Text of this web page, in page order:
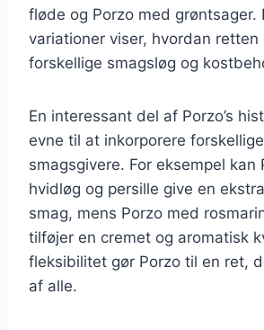
fløde og Porzo med grøntsager.
variationer viser, hvordan retten
forskellige smagsløg og
En interessant del af Porzo’s
evne til at inkorporere
smagsgivere. For eksempel kan
hvidløg og persille give en
smag, mens Porzo med
tilføjer en cremet og aromatisk
fleksibilitet gør Porzo til en ret,
af alle.